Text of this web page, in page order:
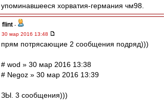
упоминавшееся хорватия-германия чм98.
flint -
30 мар 2016 13:48
прям потрясающие 2 сообщения подряд)))
# wod » 30 мар 2016 13:38
# Negoz » 30 мар 2016 13:39
ЗЫ. 3 сообщения)))